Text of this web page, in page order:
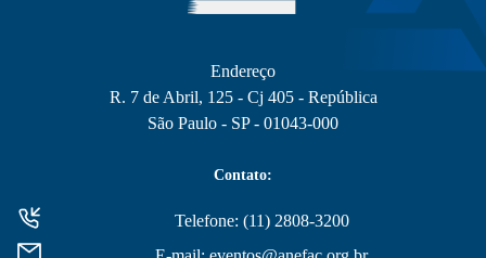
Endereço
R. 7 de Abril, 125 - Cj 405 - República
São Paulo - SP - 01043-000
Contato:
Telefone: (11) 2808-3200